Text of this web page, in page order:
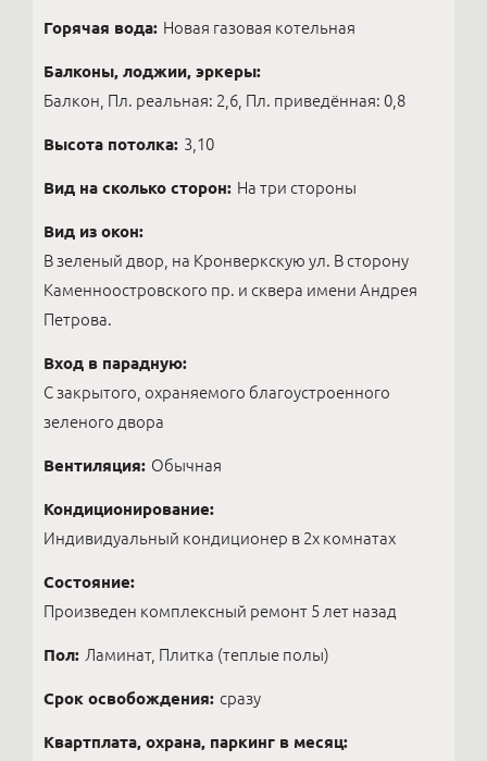
Горячая вода: Новая газовая котельная
Балконы, лоджии, эркеры:
Балкон, Пл. реальная: 2,6, Пл. приведённая: 0,8
Высота потолка: 3,10
Вид на сколько сторон: На три стороны
Вид из окон:
В зеленый двор, на Кронверкскую ул. В сторону
Каменноостровского пр. и сквера имени Андрея
Петрова.
Вход в парадную:
С закрытого, охраняемого благоустроенного
зеленого двора
Вентиляция: Обычная
Кондиционирование:
Индивидуальный кондиционер в 2х комнатах
Состояние:
Произведен комплексный ремонт 5 лет назад
Пол: Ламинат, Плитка (теплые полы)
Срок освобождения: сразу
Квартплата, охрана, паркинг в месяц: